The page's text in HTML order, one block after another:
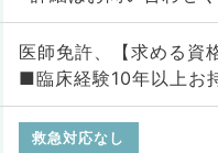
医師免許、【求める資
■臨床経験10年以上お
救急対応なし